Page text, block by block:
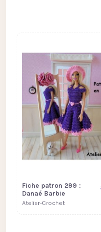
Fiche patron 214 :
Hériline Barbie Curvy
Fiche patron 299 :
Danaé Barbie
Atelier-Crochet